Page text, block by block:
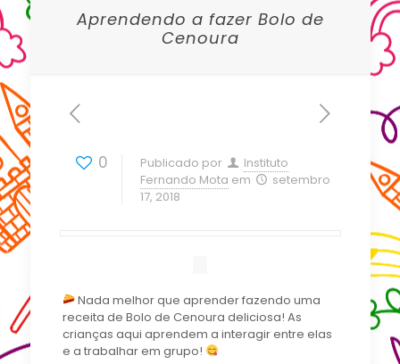
Aprendendo a fazer Bolo de
Cenoura
0 Publicado por
Instituto
Fernando Mota em
setembro
17, 2018
Nada melhor que aprender fazendo uma
receita de Bolo de Cenoura deliciosa! As
crianças aqui aprendem a interagir entre elas
e a trabalhar em grupo!